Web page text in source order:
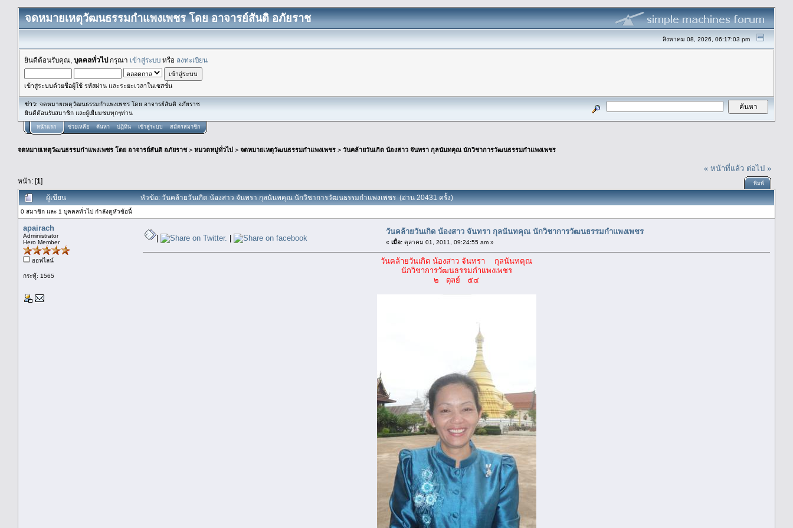
จดหมายเหตุวัฒนธรรมกำแพงเพชร โดย อาจารย์สันติ อภัยราช
สิงหาคม 08, 2026, 06:17:03 pm
ยินดีต้อนรับคุณ, บุคคลทั่วไปกรุณา เข้าสู่ระบบ หรือ ลงทะเบียน
เข้าสู่ระบบด้วยชื่อผู้ใช้ รหัสผ่าน และระยะเวลาในเซสชั่น
ข่าว: จดหมายเหตุวัฒนธรรมกำแพงเพชร โดย อาจารย์สันติ อภัยราช
ยินดีต้อนรับสมาชิก และผู้เยื่ยมชมทุกๆท่าน
หน้าแรก ช่วยเหลือ ค้นหา ปฏิทิน เข้าสู่ระบบ สมัครสมาชิก
จดหมายเหตุวัฒนธรรมกำแพงเพชร โดย อาจารย์สันติ อภัยราช> หมวดหมู่ทั่วไป > จดหมายเหตุวัฒนธรรมกำแพงเพชร > วันคล้ายวันเกิด น้องสาว จันทรา กุลนันทคุณ นักวิชาการวัฒนธรรมกำแพงเพชร
หน้า: [1]
« หน้าที่แล้ว ต่อไป »
พิมพ์
ผู้เขียน หัวข้อ: วันคล้ายวันเกิด น้องสาว จันทรา กุลนันทคุณ นักวิชาการวัฒนธรรมกำแพงเพชร (อ่าน 20431 ครั้ง)
0 สมาชิก และ 1 บุคคลทั่วไป กำลังดูหัวข้อนี้
apairach
Administrator
Hero Member
ออฟไลน์
กระทู้: 1565
| |
วันคล้ายวันเกิด น้องสาว จันทรา กุลนันทคุณ นักวิชาการวัฒนธรรมกำแพงเพชร
« เมื่อ: ตุลาคม 01, 2011, 09:24:55 am »
วันคล้ายวันเกิด น้องสาว จันทรา กุลนันทคุณ
นักวิชาการวัฒนธรรมกำแพงเพชร
๒ ตุลย์ ๕๔